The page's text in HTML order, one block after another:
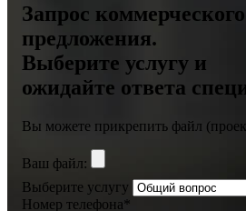
Запрос коммерческого
предложения.
Выберите услугу и
ожидайте ответа
Вы можете прикрепить файл
Ваш файл:
Выберите услугу
Номер телефона*